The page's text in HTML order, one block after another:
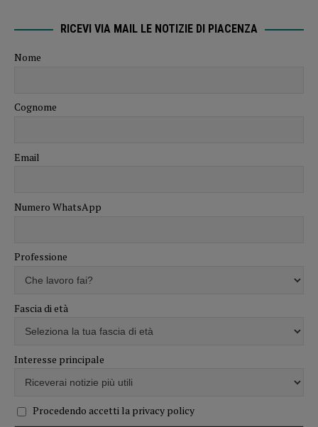
RICEVI VIA MAIL LE NOTIZIE DI PIACENZA
Nome
Cognome
Email
Numero WhatsApp
Professione
Fascia di età
Interesse principale
Procedendo accetti la privacy policy